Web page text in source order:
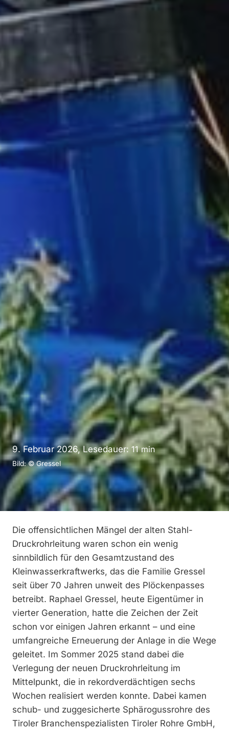
9. Februar 2026, Lesedauer: 11min
Bild: © Gressel
Die offensichtlichen Mängel der alten Stahl-
Druckrohrleitung waren schon ein wenig
sinnbildlich für den Gesamtzustand des
Kleinwasserkraftwerks, das die Familie Gressel
seit über 70 Jahren unweit des Plöckenpasses
betreibt. Raphael Gressel, heute Eigentümer in
vierter Generation, hatte die Zeichen der Zeit
schon vor einigen Jahren erkannt – und eine
umfangreiche Erneuerung der Anlage in die Wege
geleitet. Im Sommer 2025 stand dabei die
Verlegung der neuen Druckrohrleitung im
Mittelpunkt, die in rekordverdächtigen sechs
Wochen realisiert werden konnte. Dabei kamen
schub- und zuggesicherte Sphärogussrohre des
Tiroler Branchenspezialisten Tiroler Rohre GmbH,